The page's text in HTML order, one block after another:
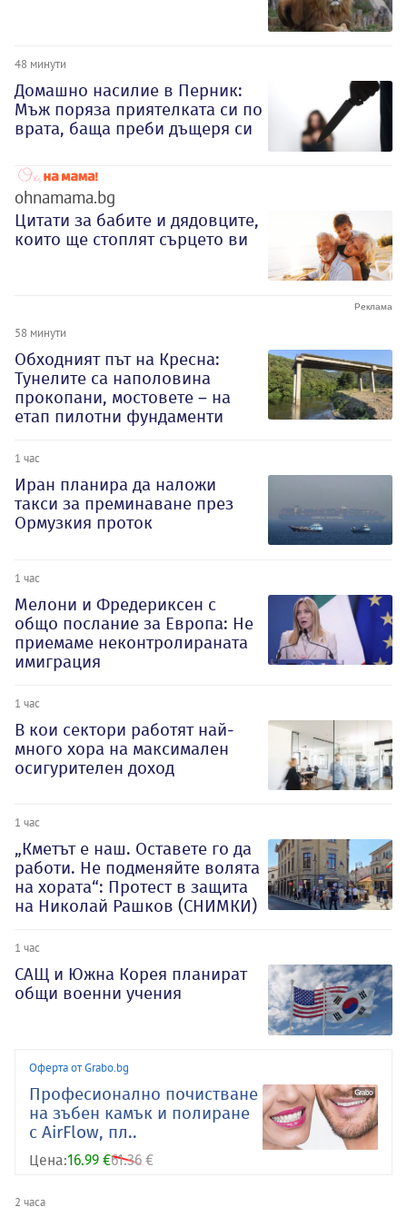
48 минути
Домашно насилие в Перник:
Мъж поряза приятелката си по
врата, баща преби дъщеря си
ohnamama.bg
Цитати за бабите и дядовците,
които ще стоплят сърцето ви
58 минути
Обходният път на Кресна:
Тунелите са наполовина
прокопани, мостовете – на
етап пилотни фундаменти
1 час
Иран планира да наложи
такси за преминаване през
Ормузкия проток
1 час
Мелони и Фредериксен с
общо послание за Европа: Не
приемаме неконтролираната
имиграция
1 час
В кои сектори работят най-
много хора на максимален
осигурителен доход
1 час
„Кметът е наш. Оставете го да
работи. Не подменяйте волята
на хората“: Протест в защита
на Николай Рашков (СНИМКИ)
1 час
САЩ и Южна Корея планират
общи военни учения
Оферта от Grabo.bg
Професионално почистване
на зъбен камък и полиране
с AirFlow, пл..
Цена:16.99 €61.36 €
2 часа